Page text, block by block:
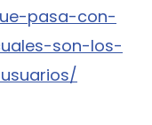
pasa-con-
son-los-